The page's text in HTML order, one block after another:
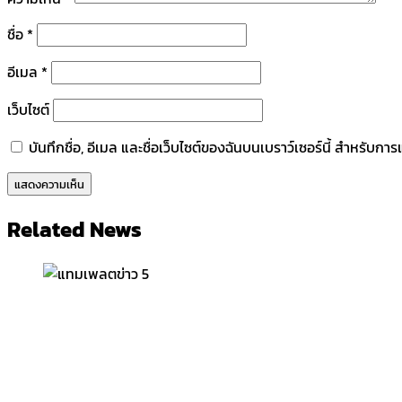
ชื่อ *
อีเมล *
เว็บไซต์
บันทึกชื่อ, อีเมล และชื่อเว็บไซต์ของฉันบนเบราว์เซอร์นี้ สำหรับกา
Related News